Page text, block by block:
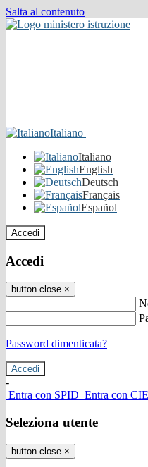
Salta al contenuto
Italiano
Italiano
English
Deutsch
Français
Español
Accedi
Accedi
button close ×
Password dimenticata?
-
Entra con SPID Entra con CIE
Seleziona utente
button close ×